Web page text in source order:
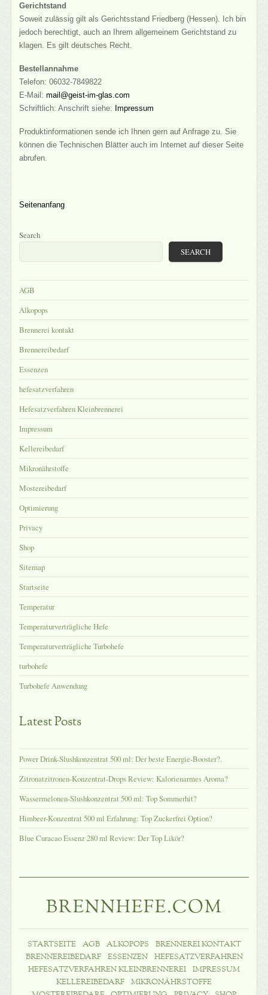
Gerichtstand
Soweit zulässig gilt als Gerichtsstand Friedberg (Hessen). Ich bin
jedoch berechtigt, auch an Ihrem allgemeinem Gerichtstand zu
klagen. Es gilt deutsches Recht.
Bestellannahme
Telefon: 06032-7849822
E-Mail:mail@geist-im-glas.com
Schriftlich: Anschrift siehe: Impressum
Produktinformationen sende ich Ihnen gern auf Anfrage zu. Sie
können die Technischen Blätter auch im Internet auf dieser Seite
abrufen.
Seitenanfang
Search
SEARCH
AGB
Alkopops
Brennerei kontakt
Brennereibedarf
Essenzen
hefesatzverfahren
Hefesatzverfahren Kleinbrennerei
Impressum
Kellereibedarf
Mikronährstoffe
Mostereibedarf
Optimierung
Privacy
Shop
Sitemap
Startseite
Temperatur
Temperaturverträgliche Hefe
Temperaturverträgliche Turbohefe
turbohefe
Turbohefe Anwendung
Latest Posts
Power Drink-Slushkonzentrat 500 ml: Der beste Energie-Booster?.
Zitronatzitronen-Konzentrat-Drops Review: Kalorienarmes Aroma?
Wassermelonen-Slushkonzentrat 500 ml: Top Sommerhit?
Himbeer-Konzentrat 500 ml Erfahrung: Top Zuckerfrei Option?
Blue Curacao Essenz 280 ml Review: Der Top Likör?
BRENNHEFE.COM
STARTSEITE AGB ALKOPOPS
BRENNEREI KONTAKT
BRENNEREIBEDARF
ESSENZEN
HEFESATZVERFAHREN
HEFESATZVERFAHREN KLEINBRENNEREI
IMPRESSUM
KELLEREIBEDARF
MIKRONÄHRSTOFFE